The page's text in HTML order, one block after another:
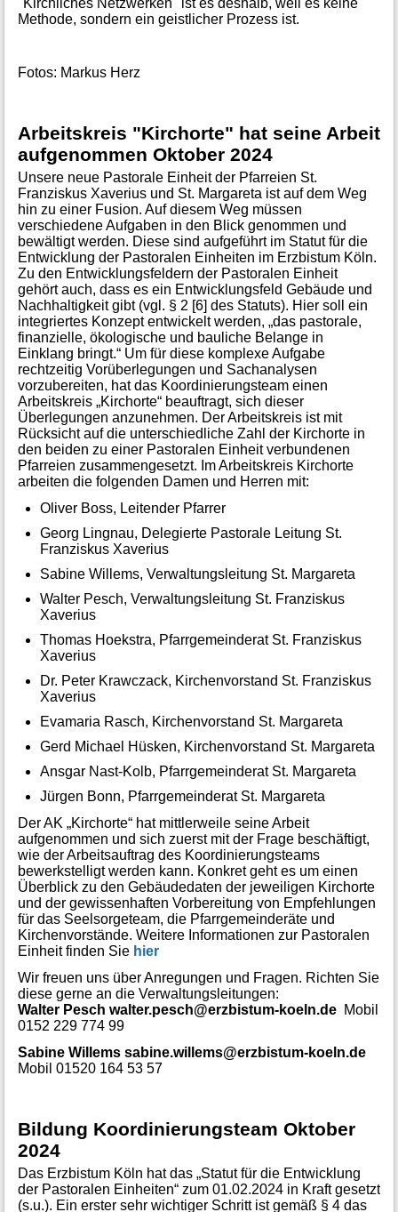
"Kirchliches Netzwerken" ist es deshalb, weil es keine
Methode, sondern ein geistlicher Prozess ist.
Fotos: Markus Herz
Arbeitskreis "Kirchorte" hat seine Arbeit
aufgenommen Oktober 2024
Unsere neue Pastorale Einheit der Pfarreien St.
Franziskus Xaverius und St. Margareta ist auf dem Weg
hin zu einer Fusion. Auf diesem Weg müssen
verschiedene Aufgaben in den Blick genommen und
bewältigt werden. Diese sind aufgeführt im Statut für die
Entwicklung der Pastoralen Einheiten im Erzbistum Köln.
Zu den Entwicklungsfeldern der Pastoralen Einheit
gehört auch, dass es ein Entwicklungsfeld Gebäude und
Nachhaltigkeit gibt (vgl. § 2 [6] des Statuts). Hier soll ein
integriertes Konzept entwickelt werden, „das pastorale,
finanzielle, ökologische und bauliche Belange in
Einklang bringt.“ Um für diese komplexe Aufgabe
rechtzeitig Vorüberlegungen und Sachanalysen
vorzubereiten, hat das Koordinierungsteam einen
Arbeitskreis „Kirchorte“ beauftragt, sich dieser
Überlegungen anzunehmen. Der Arbeitskreis ist mit
Rücksicht auf die unterschiedliche Zahl der Kirchorte in
den beiden zu einer Pastoralen Einheit verbundenen
Pfarreien zusammengesetzt. Im Arbeitskreis Kirchorte
arbeiten die folgenden Damen und Herren mit:
Oliver Boss, Leitender Pfarrer
Georg Lingnau, Delegierte Pastorale Leitung St.
Franziskus Xaverius
Sabine Willems, Verwaltungsleitung St. Margareta
Walter Pesch, Verwaltungsleitung St. Franziskus
Xaverius
Thomas Hoekstra, Pfarrgemeinderat St. Franziskus
Xaverius
Dr. Peter Krawczack, Kirchenvorstand St. Franziskus
Xaverius
Evamaria Rasch, Kirchenvorstand St. Margareta
Gerd Michael Hüsken, Kirchenvorstand St. Margareta
Ansgar Nast-Kolb, Pfarrgemeinderat St. Margareta
Jürgen Bonn, Pfarrgemeinderat St. Margareta
Der AK „Kirchorte“ hat mittlerweile seine Arbeit
aufgenommen und sich zuerst mit der Frage beschäftigt,
wie der Arbeitsauftrag des Koordinierungsteams
bewerkstelligt werden kann. Konkret geht es um einen
Überblick zu den Gebäudedaten der jeweiligen Kirchorte
und der gewissenhaften Vorbereitung von Empfehlungen
für das Seelsorgeteam, die Pfarrgemeinderäte und
Kirchenvorstände. Weitere Informationen zur Pastoralen
Einheit finden Sie hier
Wir freuen uns über Anregungen und Fragen. Richten Sie
diese gerne an die Verwaltungsleitungen:
Walter Pesch walter.pesch@erzbistum-koeln.deMobil
0152 229 774 99
Sabine Willems sabine.willems@erzbistum-koeln.de
Mobil 01520 164 53 57
Bildung Koordinierungsteam Oktober
2024
Das Erzbistum Köln hat das „Statut für die Entwicklung
der Pastoralen Einheiten“ zum 01.02.2024 in Kraft gesetzt
(s.u.). Ein erster sehr wichtiger Schritt ist gemäß § 4 das